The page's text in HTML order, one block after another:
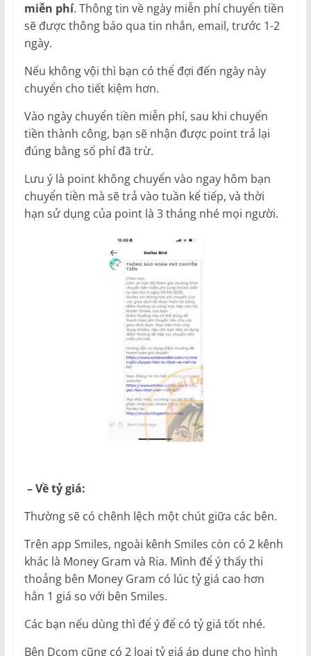
miễn phí. Thông tin về ngày miễn phí chuyển tiền
sẽ được thông báo qua tin nhắn, email, trước 1-2
ngày.
Nếu không vội thì bạn có thể đợi đến ngày này
chuyển cho tiết kiệm hơn.
Vào ngày chuyển tiền miễn phí, sau khi chuyển
tiền thành công, bạn sẽ nhận được point trả lại
đúng bằng số phí đã trừ.
Lưu ý là point không chuyển vào ngay hôm bạn
chuyển tiền mà sẽ trả vào tuần kế tiếp, và thời
hạn sử dụng của point là 3 tháng nhé mọi người.
– Về tỷ giá:
Thường sẽ có chênh lệch một chút giữa các bên.
Trên app Smiles, ngoài kênh Smiles còn có 2 kênh
khác là Money Gram và Ria. Mình để ý thấy thi
thoảng bên Money Gram có lúc tỷ giá cao hơn
hẳn 1 giá so với bên Smiles.
Các bạn nếu dùng thì để ý để có tỷ giá tốt nhé.
Bên Dcom cũng có 2 loại tỷ giá áp dụng cho hình